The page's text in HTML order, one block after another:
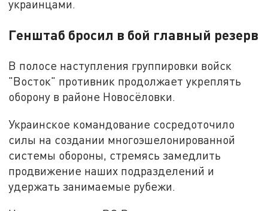
украинцами.
Генштаб бросил в бой главный резерв
В полосе наступления группировки войск
"Восток" противник продолжает укреплять
оборону в районе Новосёловки.
Украинское командование сосредоточило
силы на создании многоэшелонированной
системы обороны, стремясь замедлить
продвижение наших подразделений и
удержать занимаемые рубежи.